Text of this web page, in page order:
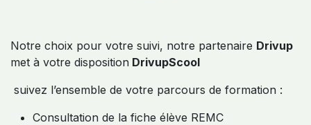
Notre choix pour votre suivi, notre partenaire Drivup
met à votre disposition DrivupScool
suivez l’ensemble de votre parcours de formation :
Consultation de la fiche élève REMC